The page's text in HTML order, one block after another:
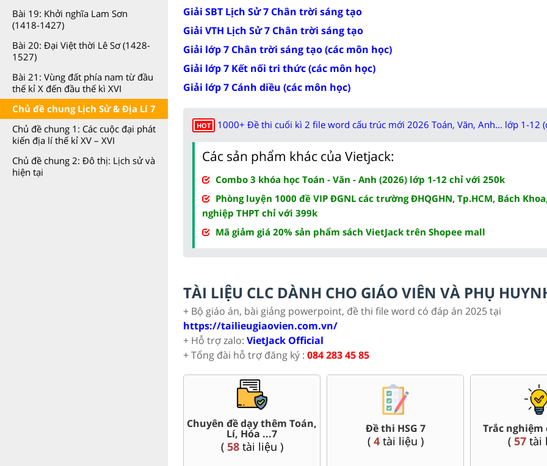
Bài 19: Khởi nghĩa Lam Sơn
(1418-1427)
Bài 20: Đại Việt thời Lê Sơ (1428-
1527)
Bài 21: Vùng đất phía nam từ đầu
thế kỉ X đến đầu thế kì XVI
Chủ đề chung Lịch Sử & Địa Lí 7
Chủ đề chung 1: Các cuộc đại phát
kiến địa lí thế kỉ XV – XVI
Chủ đề chung 2: Đô thị: Lịch sử và
hiện tại
Giải SBT Lịch Sử 7 Chân trời sáng tạo
Giải VTH Lịch Sử 7 Chân trời sáng tạo
Giải lớp 7 Chân trời sáng tạo (các môn học)
Giải lớp 7 Kết nối tri thức (các môn học)
Giải lớp 7 Cánh diều (các môn học)
HOT 1000+ Đề thi cuối kì 2 file word cấu trúc mới 2026 Toán, Văn, Anh... lớp 1-12
Các sản phẩm khác của Vietjack:
Combo 3 khóa học Toán - Văn - Anh (2026) lớp 1-12 chỉ với 250k
Phòng luyện 1000 đề VIP ĐGNL các trường ĐHQGHN, Tp.HCM, Bách
nghiệp THPT chỉ với 399k
Mã giảm giá 20% sản phẩm sách VietJack trên Shopee mall
TÀI LIỆU CLC DÀNH CHO GIÁO VIÊN VÀ PHỤ
+ Bộ giáo án, bài giảng powerpoint, đề thi file word có đáp án 2025 tại
https://tailieugiaovien.com.vn/
+ Hỗ trợ zalo: VietJack Official
+ Tổng đài hỗ trợ đăng ký : 084 283 45 85
Chuyên đề dạy thêm Toán,
Lí, Hóa ...7
( 58tài liệu )
Đề thi HSG 7
( 4tài liệu )
Trắc nghiệm
( 57tài